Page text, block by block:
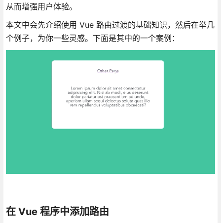
从而增强用户体验。
本文中会先介绍使用 Vue 路由过渡的基础知识，然后在举几
个例子，为你一些灵感。下面是其中的一个案例：
在 Vue 程序中添加路由